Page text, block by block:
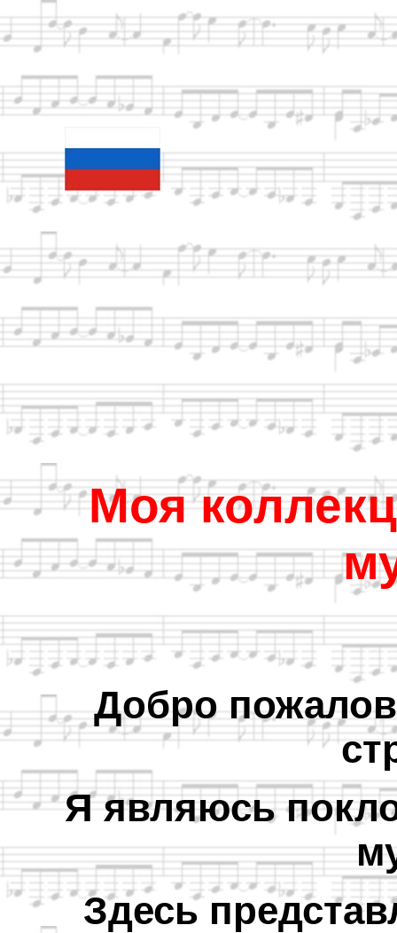
Моя
Добро
Я являюсь
Здесь